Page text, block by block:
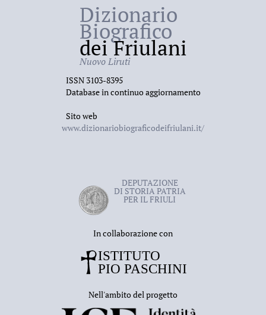
Dizionario
Biografico
dei Friulani
Nuovo Liruti
ISSN 3103-8395
Database in continuo aggiornamento
Sito web
www.dizionariobiograficodeifriulani.it/
DEPUTAZIONE
DI STORIA PATRIA
PER IL FRIULI
In collaborazione con
Nell'ambito del progetto